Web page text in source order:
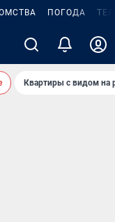
ПОГОДА
Квартиры с видом на